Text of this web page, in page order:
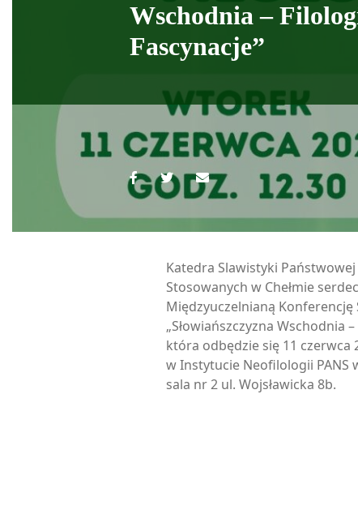
Wschodnia –
Fascynacje”
Katedra Slawistyki
Stosowanych w Chełmie
Międzyuczelnianą Konferencję
„Słowiańszczyzna Wschodnia
która odbędzie się 11 czerwca
w Instytucie Neofilologii PANS
sala nr 2 ul. Wojsławicka 8b.